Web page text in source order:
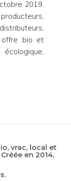
2019,
offre bio et
vrac, local et
en 2014,